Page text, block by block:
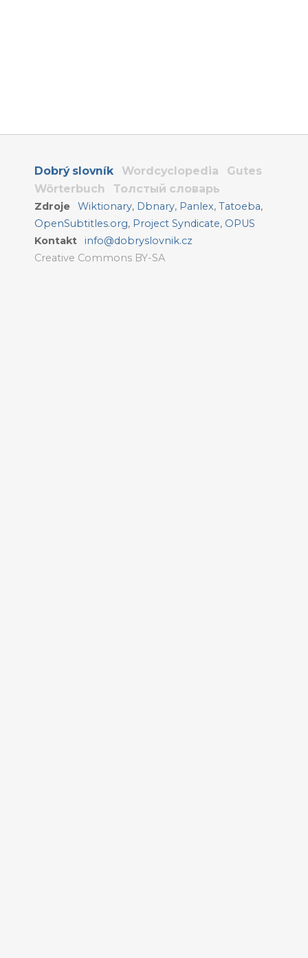
Dobrý slovník Wordcyclopedia
Gutes
Wörterbuch
Толстый словарь
Zdroje Wiktionary, Dbnary, Panlex,Tatoeba,
OpenSubtitles.org, Project Syndicate, OPUS
Kontakt
info@dobryslovnik.cz
Creative Commons BY-SA